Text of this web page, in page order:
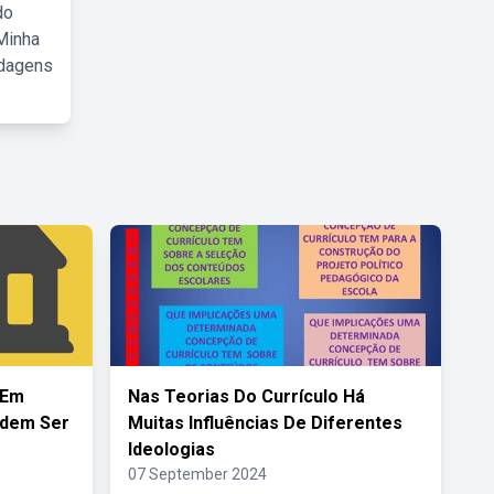
Ser
Nas Teorias Do Currículo Há
Muitas Influências De Diferentes
Ideologias
07 September 2024